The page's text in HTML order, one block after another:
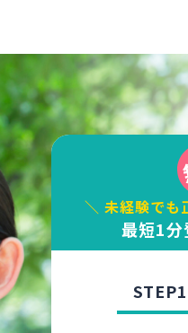
＼ 未経験でも
最短1分
STEP1